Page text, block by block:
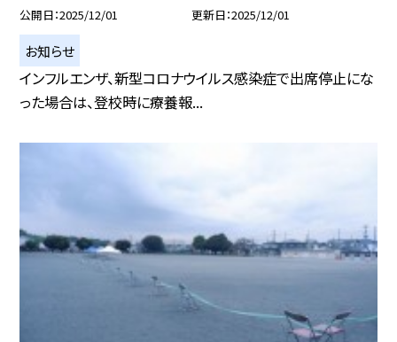
公開日 2025/12/01 更新日 2025/12/01
お知らせ
インフルエンザ、新型コロナウイルス感染症で出席停止にな
った場合は、登校時に療養報...